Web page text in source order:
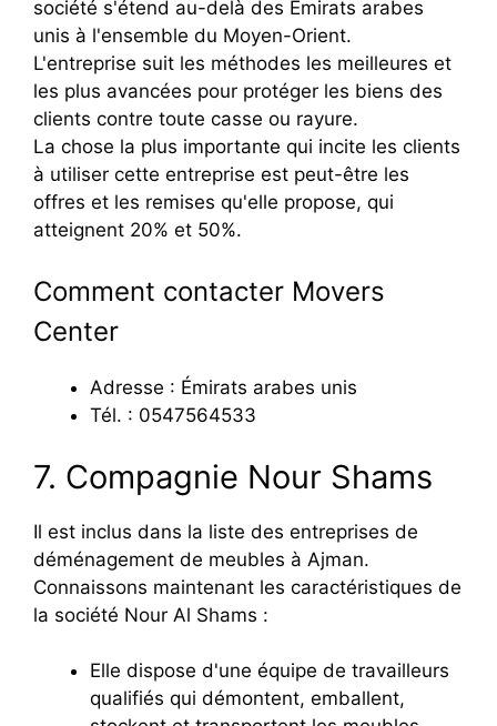
société s'étend au-delà des Émirats arabes
unis à l'ensemble du Moyen-Orient.
L'entreprise suit les méthodes les meilleures et
les plus avancées pour protéger les biens des
clients contre toute casse ou rayure.
La chose la plus importante qui incite les clients
à utiliser cette entreprise est peut-être les
offres et les remises qu'elle propose, qui
atteignent 20% et 50%.
Comment contacter Movers
Center
Adresse : Émirats arabes unis
Tél. : 0547564533
7. Compagnie Nour Shams
Il est inclus dans la liste des entreprises de
déménagement de meubles à Ajman.
Connaissons maintenant les caractéristiques de
la société Nour Al Shams :
Elle dispose d'une équipe de travailleurs
qualifiés qui démontent, emballent,